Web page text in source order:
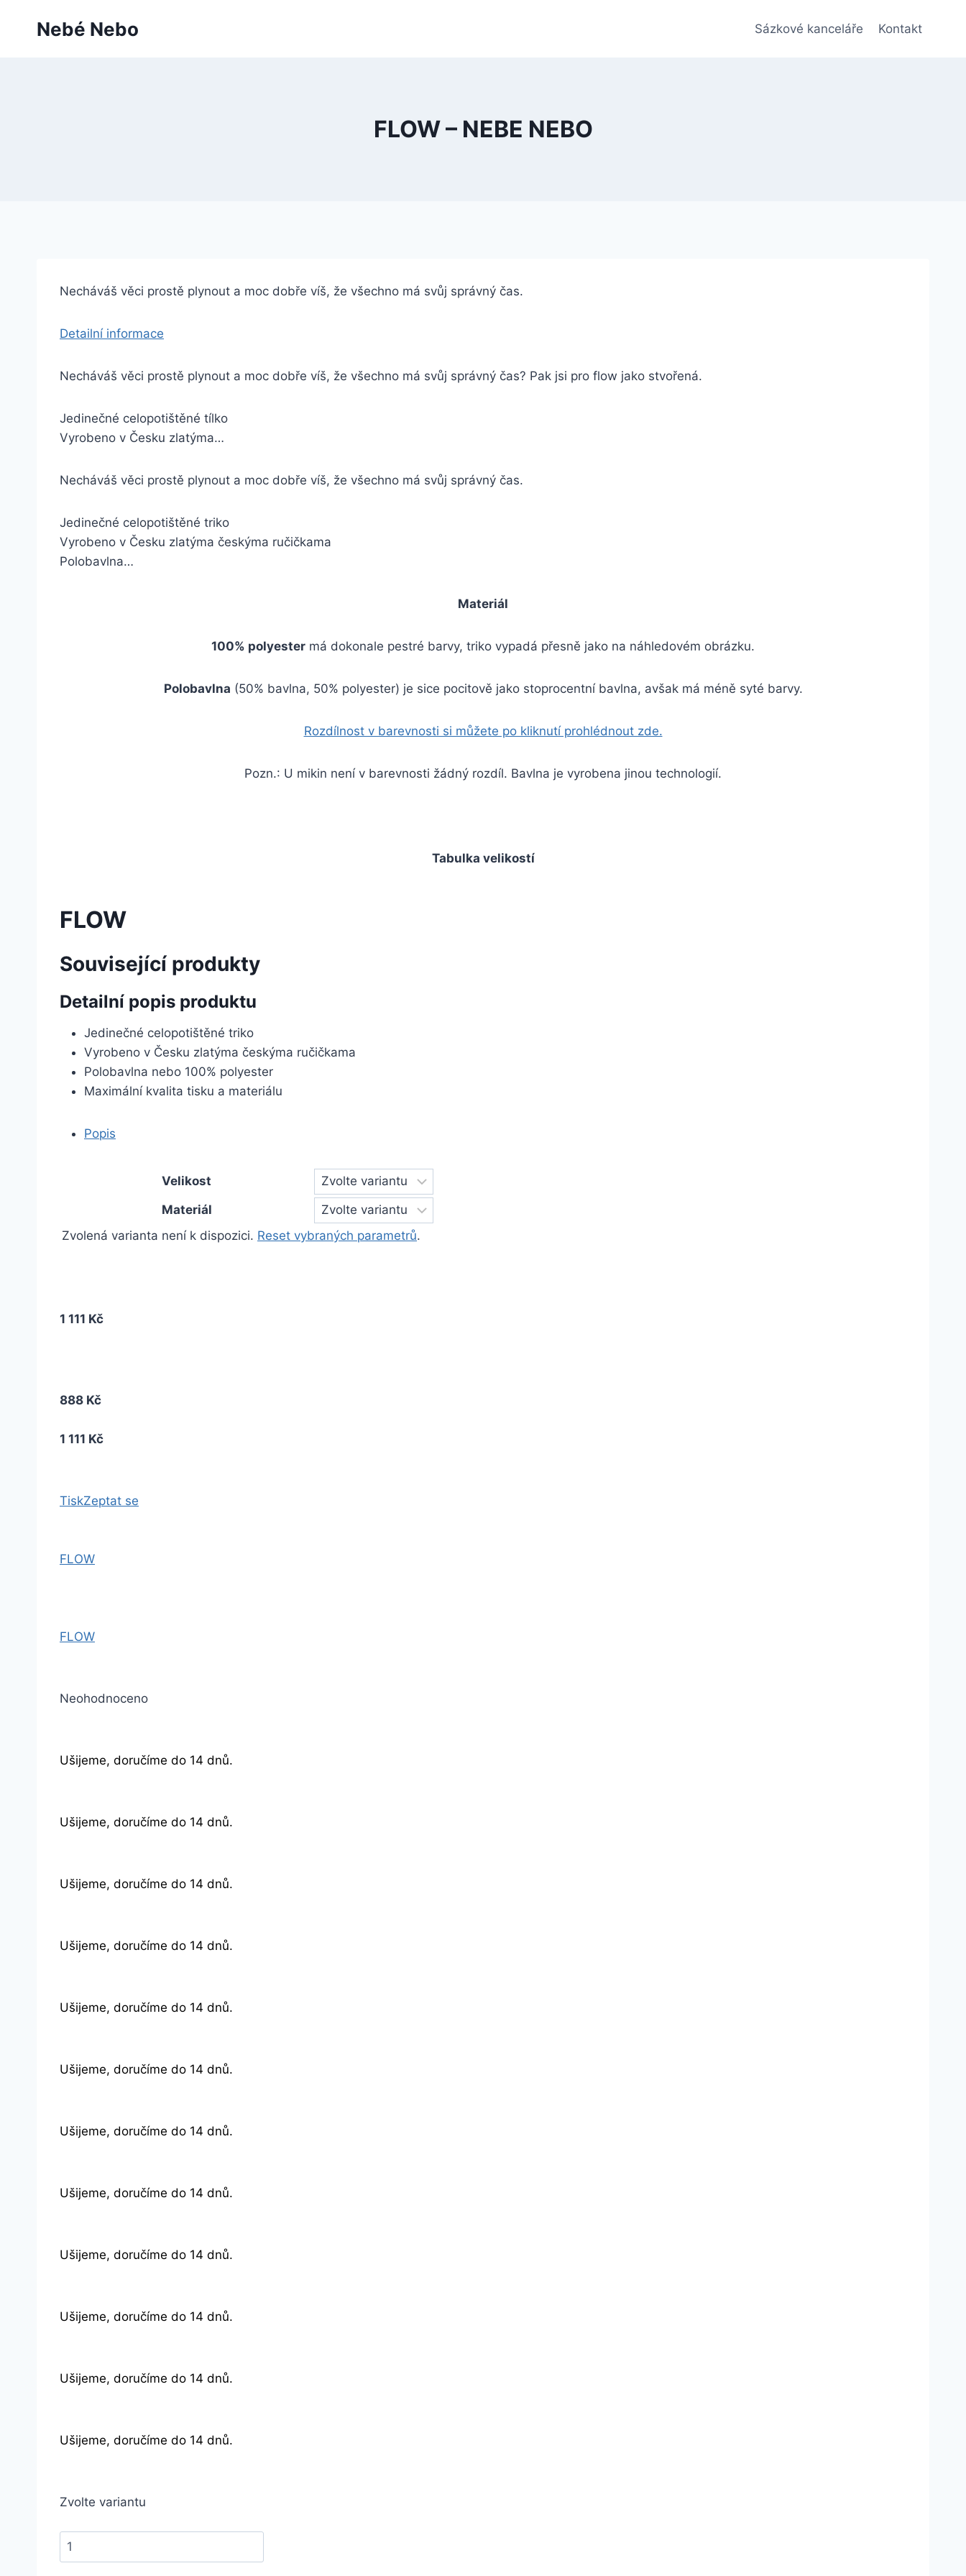
Nebé Nebo Sázkové kanceláře Kontakt
FLOW – NEBE NEBO
Necháváš věci prostě plynout a moc dobře víš, že všechno má svůj správný čas.
Detailní informace
Necháváš věci prostě plynout a moc dobře víš, že všechno má svůj správný čas? Pak jsi pro flow jako stvořená.
Jedinečné celopotištěné tílko
Vyrobeno v Česku zlatýma…
Necháváš věci prostě plynout a moc dobře víš, že všechno má svůj správný čas.
Jedinečné celopotištěné triko
Vyrobeno v Česku zlatýma českýma ručičkama
Polobavlna…
Materiál
100% polyester má dokonale pestré barvy, triko vypadá přesně jako na náhledovém obrázku.
Polobavlna (50% bavlna, 50% polyester) je sice pocitově jako stoprocentní bavlna, avšak má méně syté barvy.
Rozdílnost v barevnosti si můžete po kliknutí prohlédnout zde.
Pozn.: U mikin není v barevnosti žádný rozdíl. Bavlna je vyrobena jinou technologií.
Tabulka velikostí
FLOW
Související produkty
Detailní popis produktu
Jedinečné celopotištěné triko
Vyrobeno v Česku zlatýma českýma ručičkama
Polobavlna nebo 100% polyester
Maximální kvalita tisku a materiálu
Popis
Velikost
Materiál
Zvolená varianta není k dispozici. Reset vybraných parametrů.
1 111 Kč
888 Kč
1 111 Kč
TiskZeptat se
FLOW
FLOW
Neohodnoceno
Ušijeme, doručíme do 14 dnů.
Ušijeme, doručíme do 14 dnů.
Ušijeme, doručíme do 14 dnů.
Ušijeme, doručíme do 14 dnů.
Ušijeme, doručíme do 14 dnů.
Ušijeme, doručíme do 14 dnů.
Ušijeme, doručíme do 14 dnů.
Ušijeme, doručíme do 14 dnů.
Ušijeme, doručíme do 14 dnů.
Ušijeme, doručíme do 14 dnů.
Ušijeme, doručíme do 14 dnů.
Ušijeme, doručíme do 14 dnů.
Zvolte variantu